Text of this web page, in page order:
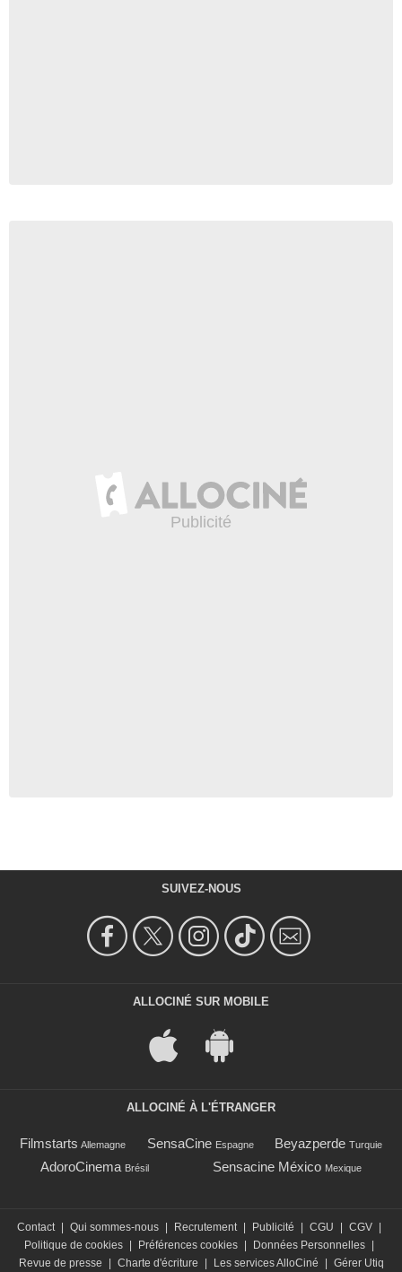
SUIVEZ-NOUS
ALLOCINÉ SUR MOBILE
ALLOCINÉ À L'ÉTRANGER
Filmstarts Allemagne SensaCine Espagne Beyazperde Turquie
AdoroCinema Brésil Sensacine México Mexique
Contact Qui sommes-nous Recrutement Publicité CGU CGV
Politique de cookies
Préférences cookies Données Personnelles
Revue de presse
Charte d'écriture Les services AlloCiné Gérer Utiq